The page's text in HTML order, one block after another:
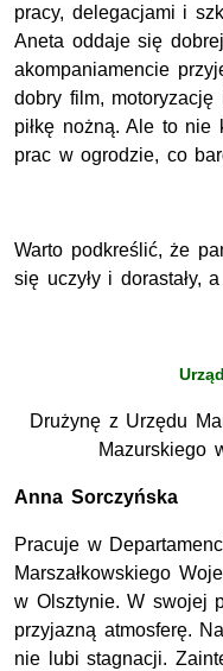
pracy, delegacjami i
Aneta oddaje się
akompaniamencie
dobry film, motoryzację
piłkę nożną. Ale to nie
prac w ogrodzie, co
Warto podkreślić, że
się uczyły i dorastały,
Drużynę z Urzędu
Mazurskiego
Anna Sorczyńska
Pracuje w
Marszałkowskiego
w Olsztynie. W swojej
przyjazną atmosferę.
nie lubi stagnacji.